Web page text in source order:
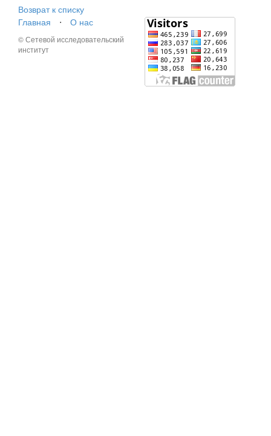
Возврат к списку
Главная
⋅ О нас
© Сетевой исследовательский
институт